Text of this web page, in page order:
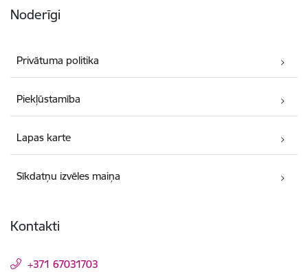
Noderīgi
Privātuma politika
Piekļūstamība
Lapas karte
Sīkdatņu izvēles maiņa
Kontakti
+371 67031703